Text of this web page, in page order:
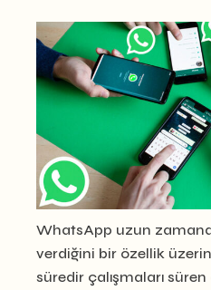
WhatsApp uzun
verdiğini bir özellik
süredir çalışmaları